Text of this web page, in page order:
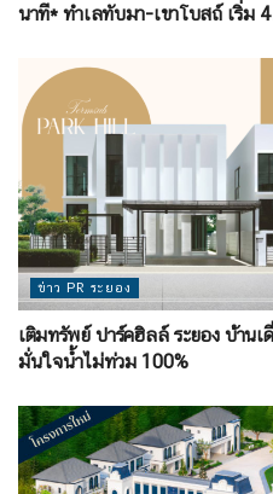
นาที* ทำเลทับมา-เขาโบสถ์ เริ่ม
ข่าว PR ระยอง
เติมทรัพย์ ปาร์คฮิลล์ ระยอง บ้าน
มั่นใจน้ำไม่ท่วม 100%